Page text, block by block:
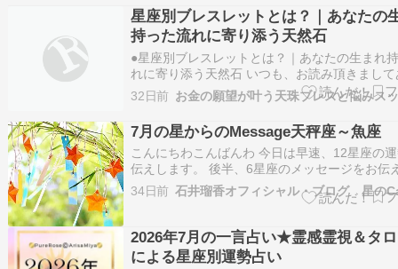
星座別ブレスレットとは？｜あなたの
持った流れに寄り添う天然石
●星座別ブレスレットとは？｜あなたの生まれ
れに寄り添う天然石 いつも、お読み頂きまし
とうございます。 人生の流れを整理する算命
師・ともちやんです。 「自分に合う石がわか
「どれを選べばいいのか迷う」 そんな声をよ
きます。 天然石は種類が多いた…
32日前
7月の星からのMessage天秤座～魚座
こんにちわこんばんわ 今日は早速、12星座の
伝えします。 後半、6星座のメッセージをお伝
す 7月の星からのMessage 天秤座９月23日～
日 総合運 幸運の星・木星が願望と友情を示す
と天王星が合と…
34日前 石井瑠香オフィシャル・ブログ 星の
2026年7月の一言占い★霊感霊視＆タ
による星座別運勢占い